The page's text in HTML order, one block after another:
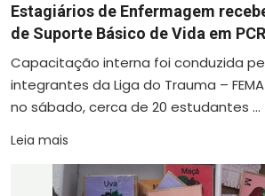
Estagiários de Enfermagem
de Suporte Básico de Vida em PCR
Capacitação interna foi conduzida
integrantes da Liga do Trauma – FEMA
no sábado, cerca de 20 estudantes ...
Leia mais